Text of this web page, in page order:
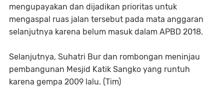
mengupayakan dan dijadikan prioritas untuk
mengaspal ruas jalan tersebut pada mata anggaran
selanjutnya karena belum masuk dalam APBD 2018.
Selanjutnya, Suhatri Bur dan rombongan meninjau
pembangunan Mesjid Katik Sangko yang runtuh
karena gempa 2009 lalu. (Tim)